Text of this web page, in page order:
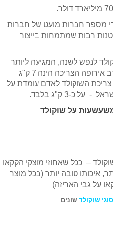
מספר חברות מועט של חברות
רבות שמתמחות בייצור
לנפש לשנה, המגיעה ליותר
מ-10 ק"ג בשנה בממוצע. במערב אירופה הצריכה הינה 7 ק"ג
השוקולד לאדם עומדת על
על שוקולד
– ככל שאחוזי מוצקי הקקאו
איכותו טובה יותר (בכל מוצר
על גבי האריזה)
סוגי שוקולד שונים